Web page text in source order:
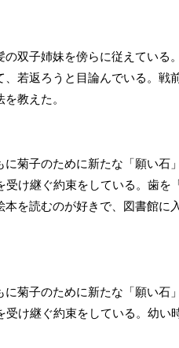
双子姉妹を傍らに従えている
若返ろうと目論んでいる。戦
教えた。
菊子のために新たな「願い石
け継ぐ約束をしている。歯を
を読むのが好きで、図書館に
菊子のために新たな「願い石
け継ぐ約束をしている。幼い